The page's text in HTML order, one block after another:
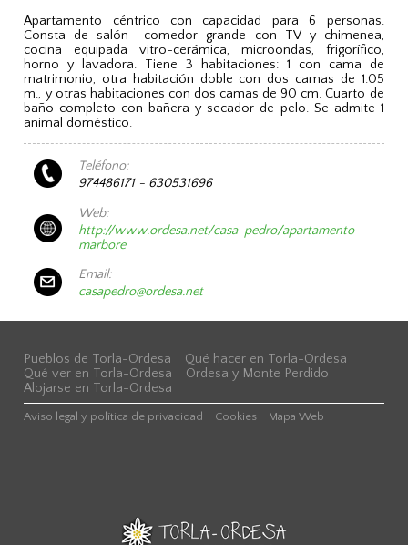
Apartamento céntrico con capacidad para 6 personas.
Consta de salón –comedor grande con TV y chimenea,
cocina equipada vitro-cerámica, microondas, frigorífico,
horno y lavadora. Tiene 3 habitaciones: 1 con cama de
matrimonio, otra habitación doble con dos camas de 1.05
m., y otras habitaciones con dos camas de 90 cm. Cuarto de
baño completo con bañera y secador de pelo. Se admite 1
animal doméstico.
Teléfono:
974486171 - 630531696
Web:
http://www.ordesa.net/casa-pedro/apartamento-
marbore
Email:
casapedro@ordesa.net
Pueblos de Torla-Ordesa
Qué hacer en Torla-Ordesa
Qué ver en Torla-Ordesa
Ordesa y Monte Perdido
Alojarse en Torla-Ordesa
Aviso legal y política de privacidad Cookies Mapa Web